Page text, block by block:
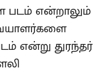
படம் என்றாலும்
என்று துரந்தர்